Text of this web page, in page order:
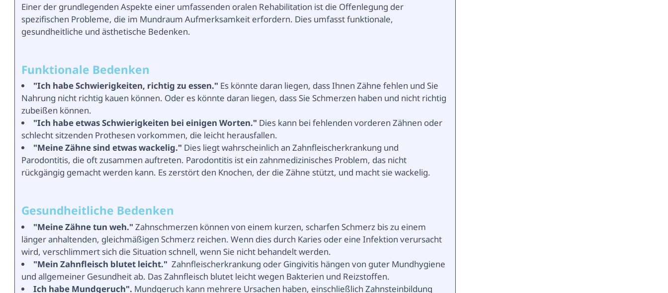
Einer der grundlegenden Aspekte einer umfassenden oralen Rehabilitation ist die Offenlegung der
spezifischen Probleme, die im Mundraum Aufmerksamkeit erfordern. Dies umfasst funktionale,
gesundheitliche und ästhetische Bedenken.
Funktionale Bedenken
"Ich habe Schwierigkeiten, richtig zu essen." Es könnte daran liegen, dass Ihnen Zähne fehlen und Sie
Nahrung nicht richtig kauen können. Oder es könnte daran liegen, dass Sie Schmerzen haben und nicht richtig
zubeißen können.
"Ich habe etwas Schwierigkeiten bei einigen Worten." Dies kann bei fehlenden vorderen Zähnen oder
schlecht sitzenden Prothesen vorkommen, die leicht herausfallen.
"Meine Zähne sind etwas wackelig." Dies liegt wahrscheinlich an Zahnfleischerkrankung und
Parodontitis, die oft zusammen auftreten. Parodontitis ist ein zahnmedizinisches Problem, das nicht
rückgängig gemacht werden kann. Es zerstört den Knochen, der die Zähne stützt, und macht sie wackelig.
Gesundheitliche Bedenken
"Meine Zähne tun weh."Zahnschmerzen können von einem kurzen, scharfen Schmerz bis zu einem
länger anhaltenden, gleichmäßigen Schmerz reichen. Wenn dies durch Karies oder eine Infektion verursacht
wird, verschlimmert sich die Situation schnell, wenn Sie nicht behandelt werden.
"Mein Zahnfleisch blutet leicht." Zahnfleischerkrankung oder Gingivitis hängen von guter Mundhygiene
und allgemeiner Gesundheit ab. Das Zahnfleisch blutet leicht wegen Bakterien und Reizstoffen.
Ich habe Mundgeruch". Mundgeruch kann mehrere Ursachen haben, einschließlich Zahnsteinbildung